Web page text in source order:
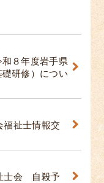
８年度岩手県
研修）につい
福祉士情報交
士会 自殺予